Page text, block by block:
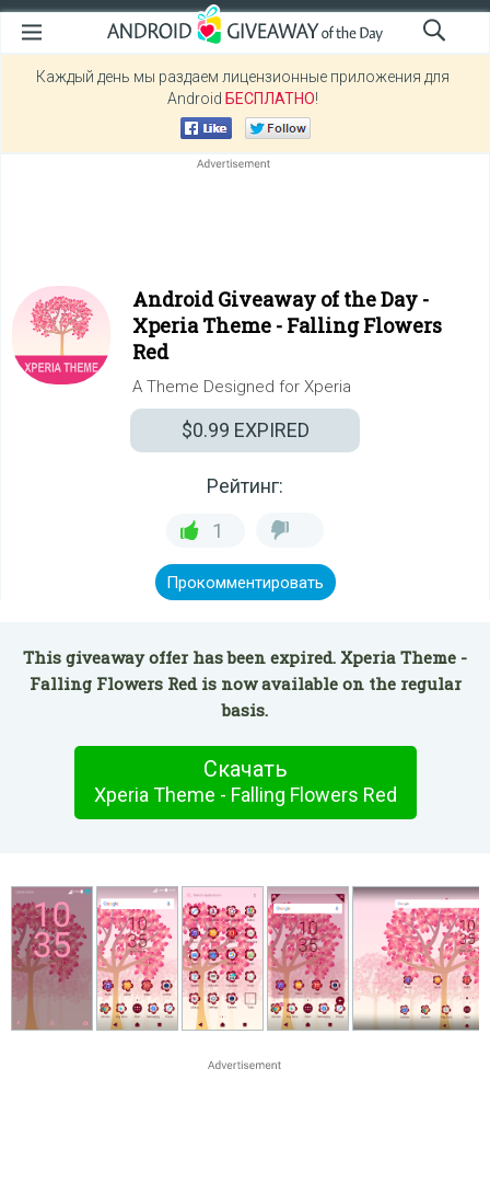
Каждый день мы раздаем лицензионные приложения для
Android БЕСПЛАТНО!
Android Giveaway of the Day -
Xperia Theme - Falling Flowers
Red
A Theme Designed for Xperia
$0.99 EXPIRED
Рейтинг:
1
Прокомментировать
This giveaway offer has been expired. Xperia Theme -
Falling Flowers Red is now available on the regular
basis.
Скачать
Xperia Theme - Falling Flowers Red